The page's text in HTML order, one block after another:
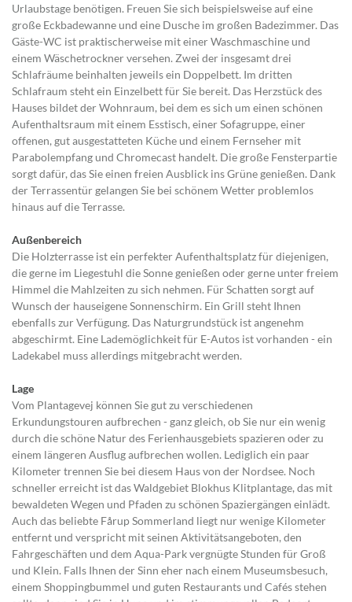
Urlaubstage benötigen. Freuen Sie sich beispielsweise auf eine
große Eckbadewanne und eine Dusche im großen Badezimmer. Das
Gäste-WC ist praktischerweise mit einer Waschmaschine und
einem Wäschetrockner versehen. Zwei der insgesamt drei
Schlafräume beinhalten jeweils ein Doppelbett. Im dritten
Schlafraum steht ein Einzelbett für Sie bereit. Das Herzstück des
Hauses bildet der Wohnraum, bei dem es sich um einen schönen
Aufenthaltsraum mit einem Esstisch, einer Sofagruppe, einer
offenen, gut ausgestatteten Küche und einem Fernseher mit
Parabolempfang und Chromecast handelt. Die große Fensterpartie
sorgt dafür, das Sie einen freien Ausblick ins Grüne genießen. Dank
der Terrassentür gelangen Sie bei schönem Wetter problemlos
hinaus auf die Terrasse.
Außenbereich
Die Holzterrasse ist ein perfekter Aufenthaltsplatz für diejenigen,
die gerne im Liegestuhl die Sonne genießen oder gerne unter freiem
Himmel die Mahlzeiten zu sich nehmen. Für Schatten sorgt auf
Wunsch der hauseigene Sonnenschirm. Ein Grill steht Ihnen
ebenfalls zur Verfügung. Das Naturgrundstück ist angenehm
abgeschirmt. Eine Lademöglichkeit für E-Autos ist vorhanden - ein
Ladekabel muss allerdings mitgebracht werden.
Lage
Vom Plantagevej können Sie gut zu verschiedenen
Erkundungstouren aufbrechen - ganz gleich, ob Sie nur ein wenig
durch die schöne Natur des Ferienhausgebiets spazieren oder zu
einem längeren Ausflug aufbrechen wollen. Lediglich ein paar
Kilometer trennen Sie bei diesem Haus von der Nordsee. Noch
schneller erreicht ist das Waldgebiet Blokhus Klitplantage, das mit
bewaldeten Wegen und Pfaden zu schönen Spaziergängen einlädt.
Auch das beliebte Fårup Sommerland liegt nur wenige Kilometer
entfernt und verspricht mit seinen Aktivitätsangeboten, den
Fahrgeschäften und dem Aqua-Park vergnügte Stunden für Groß
und Klein. Falls Ihnen der Sinn eher nach einem Museumsbesuch,
einem Shoppingbummel und guten Restaurants und Cafés stehen